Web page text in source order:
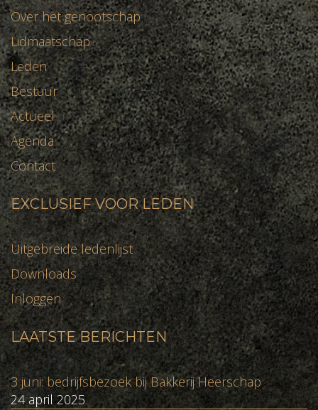
Over het genootschap
Lidmaatschap
Leden
Bestuur
Actueel
Agenda
Contact
EXCLUSIEF VOOR LEDEN
Uitgebreide ledenlijst
Downloads
Inloggen
LAATSTE BERICHTEN
3 juni: bedrijfsbezoek bij Bakkerij Heerschap
24 april 2025